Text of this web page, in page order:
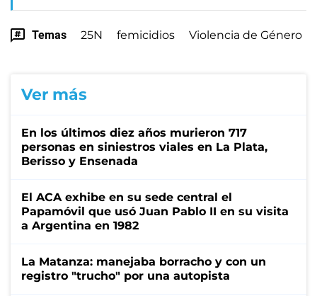
Temas 25N femicidios Violencia de Género
Ver más
En los últimos diez años murieron 717
personas en siniestros viales en La Plata,
Berisso y Ensenada
El ACA exhibe en su sede central el
Papamóvil que usó Juan Pablo II en su visita
a Argentina en 1982
La Matanza: manejaba borracho y con un
registro "trucho" por una autopista